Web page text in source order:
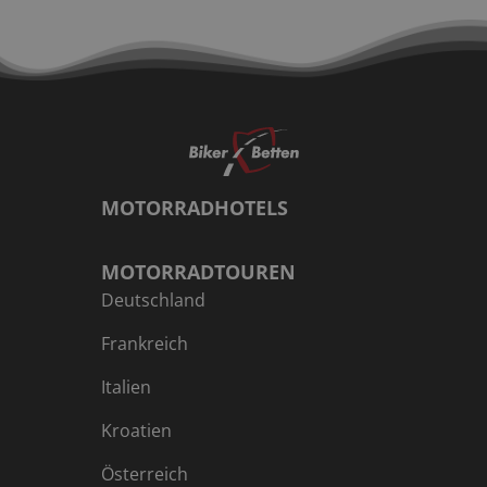
Ebersberg vorbei nach Braunlage. Als Wintersportort
und Sommerfrische hat sich Braunlage einen Namen
oder schieferverkleideten Häusern. Der Grund für
diese Isolierung ist das raue Klima hier oben im
Oberharz. Kurz hinter Braunlage rechts ab nach St.
Andreasberg. Die Zufahrt zur höchstgelegenen Stadt
Traum. Kurz darauf treffen wir wieder auf die B 242, die
seit Braunlage den Namen „Harz-Hochstraße“ trägt. An
der Sösetalsperre vorbei erreichen wir auf kurviger
und waldreicher Straße Osterode. Kaffeepause und
dem Steinturm der Kirche St. Ägidien bildet ein
optisches Glanzlicht. Die breite und gut ausgebaute B
241 bringt uns zügig nach Clausthal-Zellerfeld. Die
Bergwerksstadt mit dem Doppelnamen wurde erst
MOTORRADHOTELS
MOTORRADTOUREN
Deutschland
Frankreich
Italien
Kroatien
Österreich